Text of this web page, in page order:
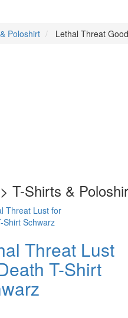
Poloshirt Lethal Threat
T-Shirts &
Threat Lust
T-Shirt